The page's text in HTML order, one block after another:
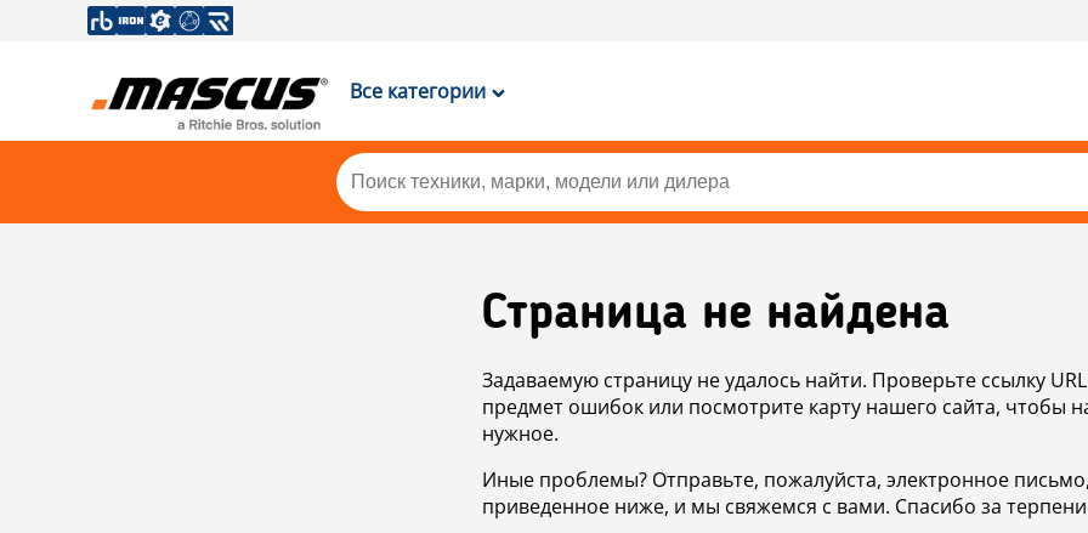
Все категории
Страница не найдена
Задаваемую страницу не удалось найти. Проверьте ссылку
предмет ошибок или посмотрите карту нашего сайта, чтобы
нужное.
Иные проблемы? Отправьте, пожалуйста, электронное
приведенное ниже, и мы свяжемся с вами. Спасибо за